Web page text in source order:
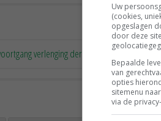
verlenging derogatie en diverse
Uw
(cookies,
opgeslagen
door deze
Bepaalde
van
opties
sitemenu
via de